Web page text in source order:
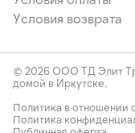
Условия возврата
© 2026 ООО ТД Элит
домой в Иркутске.
Политика в отношении
Политика